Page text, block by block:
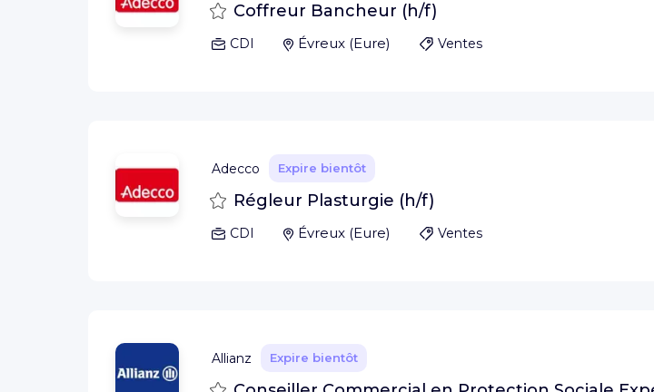
Sauvegarder
Coffreur Bancheur (h/f)
CDI Évreux(Eure) Ventes
Adecco Expire bientôt
Sauvegarder
Régleur Plasturgie (h/f)
CDI Évreux(Eure) Ventes
Allianz Expire bientôt